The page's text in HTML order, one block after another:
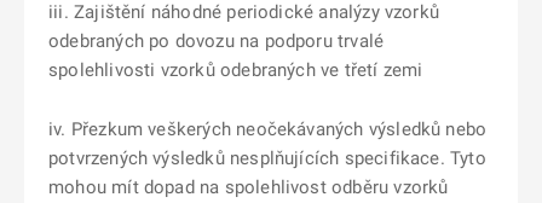
iii. Zajištění náhodné periodické analýzy vzorků
odebraných po dovozu na podporu trvalé
spolehlivosti vzorků odebraných ve třetí zemi
iv. Přezkum veškerých neočekávaných výsledků nebo
potvrzených výsledků nesplňujících specifikace. Tyto
mohou mít dopad na spolehlivost odběru vzorků